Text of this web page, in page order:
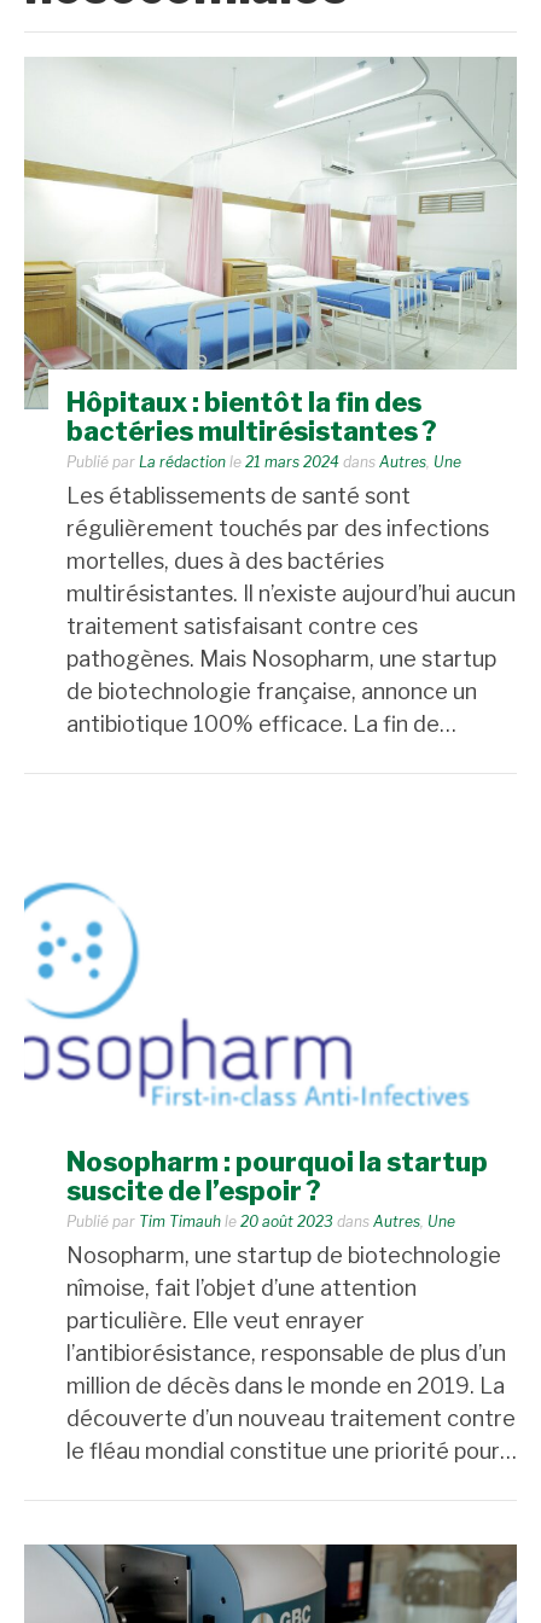
Hôpitaux : bientôt la fin des
bactéries multirésistantes ?
Publié par La rédaction le 21 mars 2024 dans Autres Une
Les établissements de santé sont
régulièrement touchés par des infections
mortelles, dues à des bactéries
multirésistantes. Il n’existe aujourd’hui aucun
traitement satisfaisant contre ces
pathogènes. Mais Nosopharm, une startup
de biotechnologie française, annonce un
antibiotique 100% efficace. La fin de…
Nosopharm : pourquoi la startup
suscite de l’espoir ?
Publié par Tim Timauh le 20 août 2023 dans Autres, Une
Nosopharm, une startup de biotechnologie
nîmoise, fait l’objet d’une attention
particulière. Elle veut enrayer
l’antibiorésistance, responsable de plus d’un
million de décès dans le monde en 2019. La
découverte d’un nouveau traitement contre
le fléau mondial constitue une priorité pour…